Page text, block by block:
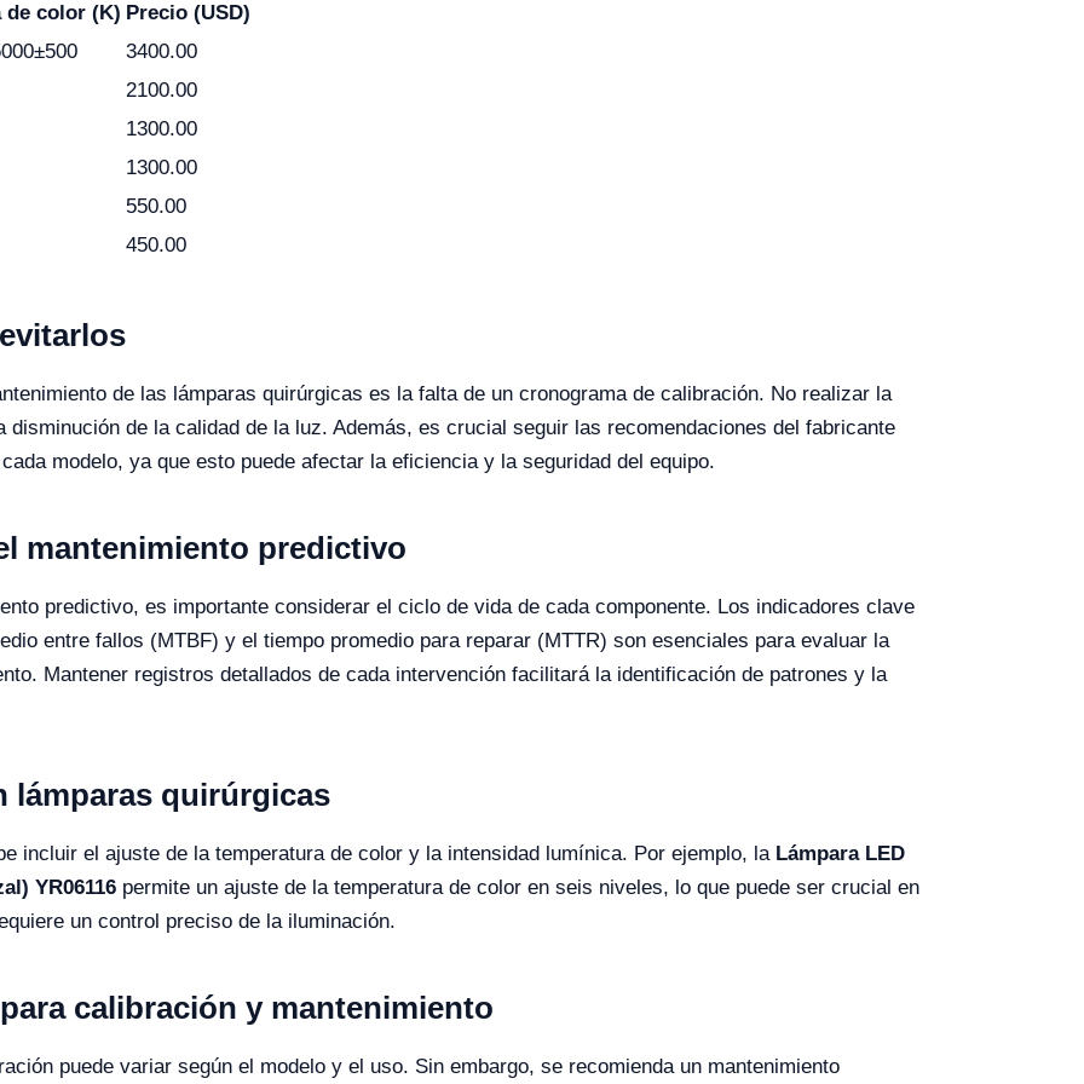
de color (K) Precio (USD)
3400.00
2100.00
1300.00
1300.00
550.00
450.00
de las lámparas quirúrgicas es la falta de un cronograma de calibración. No realizar la
disminución de la calidad de la luz. Además, es crucial seguir las recomendaciones del fabricante
modelo, ya que esto puede afectar la eficiencia y la seguridad del equipo.
mantenimiento predictivo
predictivo, es importante considerar el ciclo de vida de cada componente. Los indicadores clave
entre fallos (MTBF) y el tiempo promedio para reparar (MTTR) son esenciales para evaluar la
Mantener registros detallados de cada intervención facilitará la identificación de patrones y la
lámparas quirúrgicas
incluir el ajuste de la temperatura de color y la intensidad lumínica. Por ejemplo, la Lámpara LED
YR06116 permite un ajuste de la temperatura de color en seis niveles, lo que puede ser crucial en
un control preciso de la iluminación.
calibración y mantenimiento
puede variar según el modelo y el uso. Sin embargo, se recomienda un mantenimiento